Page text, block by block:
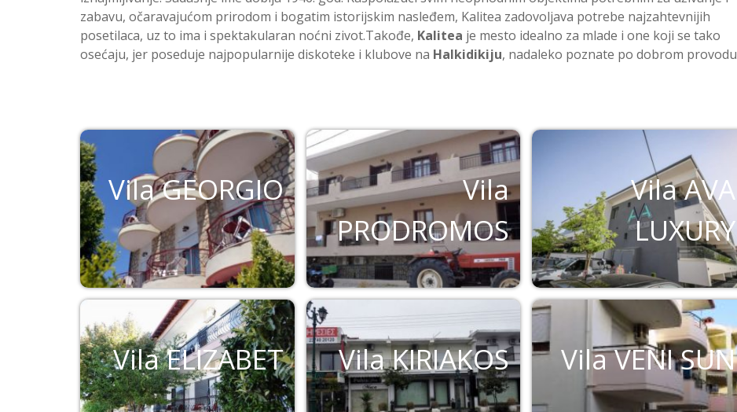
zabavu, očaravajućom prirodom i bogatim istorijskim nasleđem, Kalitea zadovoljava potrebe najzahtevnijih
posetilaca, uz to ima i spektakularan noćni zivot.Takođe, Kalitea je mesto idealno za mlade i one koji se tako
osećaju, jer poseduje najpopularnije diskoteke i klubove na Halkidikiju, nadaleko poznate po dobrom
Vila GEORGIO
Vila
PRODROMOS
Vila AVA
LUXURY
Vila ELIZABET Vila KIRIAKOS Vila VENI SUN